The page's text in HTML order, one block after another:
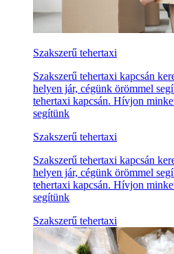
Szakszerű tehertaxi
Szakszerű tehertaxi kapcsán
helyen jár, cégünk örömmel
tehertaxi kapcsán. Hívjon
segítünk
Szakszerű tehertaxi
Szakszerű tehertaxi kapcsán
helyen jár, cégünk örömmel
tehertaxi kapcsán. Hívjon
segítünk
Szakszerű tehertaxi